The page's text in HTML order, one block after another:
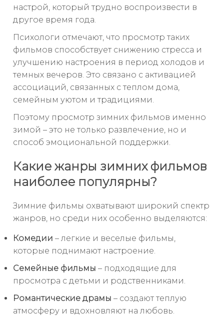
настрой, который трудно воспроизвести в
другое время года.
Психологи отмечают, что просмотр таких
фильмов способствует снижению стресса и
улучшению настроения в период холодов и
темных вечеров. Это связано с активацией
ассоциаций, связанных с теплом дома,
семейным уютом и традициями.
Поэтому просмотр зимних фильмов именно
зимой – это не только развлечение, но и
способ эмоциональной поддержки.
Какие жанры зимних фильмов
наиболее популярны?
Зимние фильмы охватывают широкий спектр
жанров, но среди них особенно выделяются:
Комедии – легкие и веселые фильмы,
которые поднимают настроение.
Семейные фильмы – подходящие для
просмотра с детьми и родственниками.
Романтические драмы – создают теплую
атмосферу и вдохновляют на любовь.